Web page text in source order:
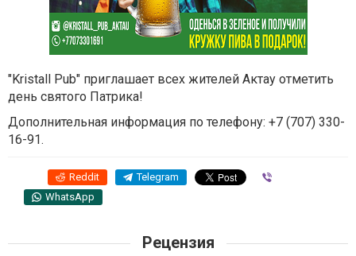
"Kristall Pub" приглашает всех жителей Актау отметить
день святого Патрика!
Дополнительная информация по телефону: +7 (707) 330-
16-91.
Reddit Telegram
WhatsApp
Рецензия